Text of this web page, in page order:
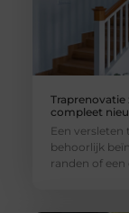
Traprenovatie
compleet
Een
behoorlijk
randen of